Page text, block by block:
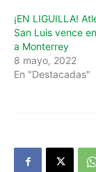
¡EN LIGUILLA!
San Luis vence
a Monterrey
8 mayo, 2022
En "Destacadas"